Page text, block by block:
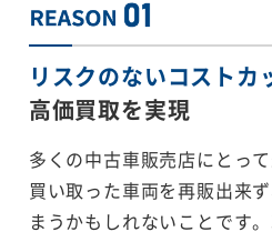
リスクのないコストカ
高価買取を実現
多くの中古車販売店にとっ
買い取った車両を再販出来
まうかもしれないことです